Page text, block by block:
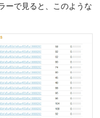
ーで見ると、このような